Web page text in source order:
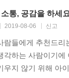
통, 공감을 하세
2019-08-06 신고
람들에게 추천드
각하는 사람이기
우지 않기 위해 아